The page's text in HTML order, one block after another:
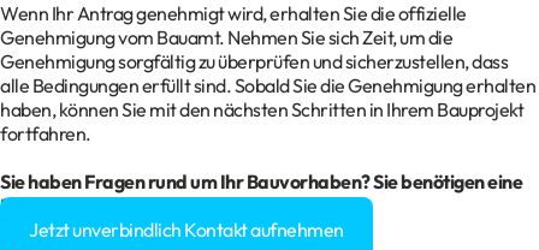
Wenn Ihr Antrag genehmigt wird, erhalten Sie die offizielle
Genehmigung vom Bauamt. Nehmen Sie sich Zeit, um die
Genehmigung sorgfältig zu überprüfen und sicherzustellen, dass
alle Bedingungen erfüllt sind. Sobald Sie die Genehmigung erhalten
haben, können Sie mit den nächsten Schritten in Ihrem Bauprojekt
fortfahren.
Sie haben Fragen rund um Ihr Bauvorhaben? Sie benötigen eine
Baugenehmigung?
Jetzt unverbindlich Kontakt aufnehmen